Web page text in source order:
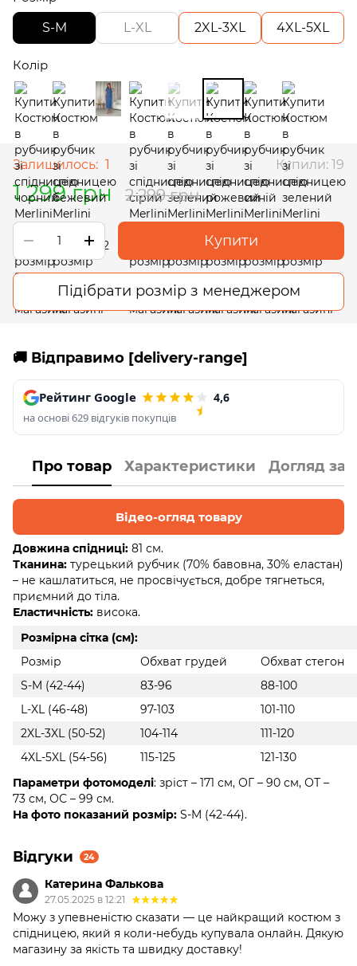
S-M
L-XL 2XL-3XL 4XL-5XL
Колір
Залишилось: 1 Купили: 19
1 299 грн 2 299 грн
Купити
Підібрати розмір з менеджером
🚚 Відправимо [delivery-range]
Рейтинг Google 4,6
на основі 629 відгуків покупців
Про товар Характеристики Догляд за
Відео-огляд товару
Довжина спідниці: 81 см.
Тканина: турецький рубчик (70% бавовна, 30% еластан)
– не кашлатиться, не просвічується, добре тягнеться,
приємний до тіла.
Еластичність: висока.
Розмірна сітка (см):
Розмір
Обхват грудей
Обхват стегон
S-M (42-44)
83-96
88-100
L-XL (46-48)
97-103
101-110
2XL-3XL (50-52)
104-114
111-120
4XL-5XL (54-56)
115-125
121-130
Параметри фотомоделі: зріст – 171 см, ОГ – 90 см, ОТ –
73 см, ОС – 99 см.
На фото показаний розмір: S-M (42-44).
Відгуки 24
Катерина Фалькова
27.05.2025 в 12:21
Можу з упевненістю сказати — це найкращий костюм з
спідницею, який я коли-небудь купувала онлайн. Дякую
магазину за якість та швидку доставку!